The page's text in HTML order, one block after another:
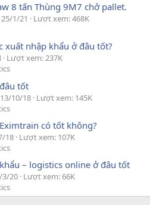
8 tấn Thùng 9M7 chở pallet.
25/1/21
Lượt xem: 468K
xuất nhập khẩu ở đâu tốt?
Lượt xem: 237K
tốt
13/10/18 Lượt xem: 145K
có tốt không?
18 Lượt xem: 107K
– logistics online ở đâu tốt
3/20 Lượt xem: 66K